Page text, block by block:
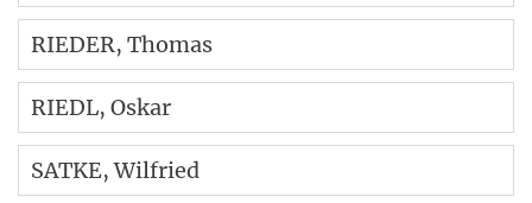
RIEDER, Thomas
RIEDL, Oskar
SATKE, Wilfried